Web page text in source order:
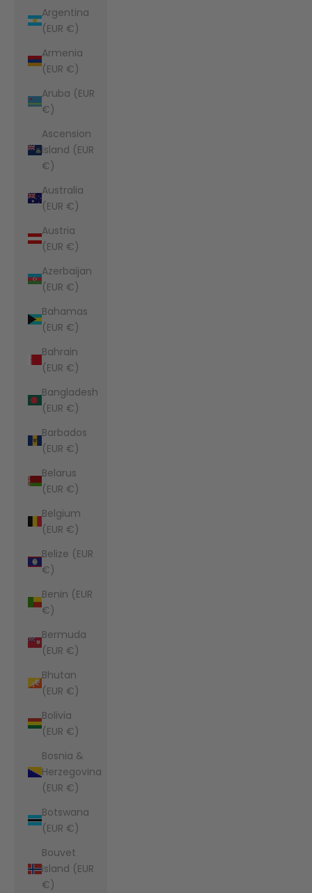
Argentina
(EUR €)
Armenia
(EUR €)
Aruba (EUR
€)
Ascension
Island (EUR
€)
Australia
(EUR €)
Austria
(EUR €)
Azerbaijan
(EUR €)
Bahamas
(EUR €)
Bahrain
(EUR €)
Bangladesh
(EUR €)
Barbados
(EUR €)
Belarus
(EUR €)
Belgium
(EUR €)
Belize (EUR
€)
Benin (EUR
€)
Bermuda
(EUR €)
Bhutan
(EUR €)
Bolivia
(EUR €)
Bosnia &
Herzegovina
(EUR €)
Botswana
(EUR €)
Bouvet
Island (EUR
€)